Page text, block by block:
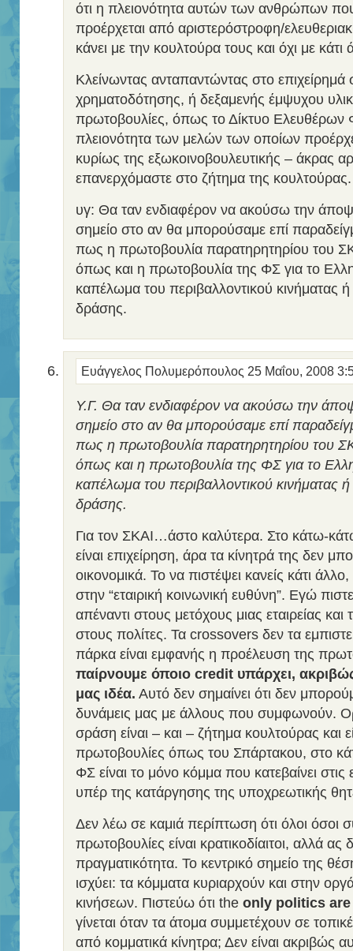
ότι η πλειονότητα αυτών των ανθρώπων
προέρχεται από αριστερόστροφη/
κάνει με την κουλτούρα τους και όχι με κάτι
Κλείνωντας ανταπαντώντας στο επιχείρημά
χρηματοδότησης, ή δεξαμενής έμψυχου
πρωτοβουλίες, όπως το Δίκτυο
πλειονότητα των μελών των οποίων
κυρίως της εξωκοινοβουλευτικής – άκρας
επανερχόμαστε στο ζήτημα της κουλτούρας.
υγ: Θα ταν ενδιαφέρον να ακούσω την
σημείο στο αν θα μπορούσαμε επί
πως η πρωτοβουλία παρατηρητηρίου του
όπως και η πρωτοβουλία της ΦΣ για το
καπέλωμα του περιβαλλοντικού κινήματας ή
δράσης.
Ευάγγελος Πολυμερόπουλος 25 Μαΐου, 2008
Υ.Γ. Θα ταν ενδιαφέρον να ακούσω την
σημείο στο αν θα μπορούσαμε επί
πως η πρωτοβουλία παρατηρητηρίου του
όπως και η πρωτοβουλία της ΦΣ για το
καπέλωμα του περιβαλλοντικού κινήματας ή
δράσης.
Για τον ΣΚΑΙ…άστο καλύτερα. Στο κάτω-
είναι επιχείρηση, άρα τα κίνητρά της δεν
οικονομικά. Το να πιστέψει κανείς κάτι
στην “εταιρική κοινωνική ευθύνη”. Εγώ
απέναντι στους μετόχους μιας εταιρείας
στους πολίτες. Τα crossovers δεν τα
πάρκα είναι εμφανής η προέλευση της
παίρνουμε όποιο credit υπάρχει, ακριβώς
μας ιδέα. Αυτό δεν σημαίνει ότι δεν
δυνάμεις μας με άλλους που συμφωνούν.
σράση είναι – και – ζήτημα κουλτούρας και
πρωτοβουλίες όπως του Σπάρτακου, στο
ΦΣ είναι το μόνο κόμμα που κατεβαίνει στις
υπέρ της κατάργησης της υποχρεωτικής
Δεν λέω σε καμιά περίπτωση ότι όλοι όσοι
πρωτοβουλίες είναι κρατικοδίαιτοι, αλλά ας
πραγματικότητα. Το κεντρικό σημείο της
ισχύει: τα κόμματα κυριαρχούν και στην
κινήσεων. Πιστεύω ότι the only politics
γίνεται όταν τα άτομα συμμετέχουν σε
από κομματικά κίνητρα; Δεν είναι ακριβώς